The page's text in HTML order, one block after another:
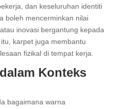
dan keseluruhan identiti
boleh mencerminkan nilai
inovasi bergantung kepada
karpet juga membantu
fizikal di tempat kerja.
Konteks
bagaimana warna